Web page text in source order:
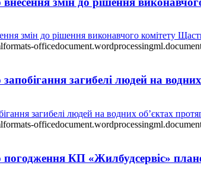
змін до рішення виконавчого комітету
загибелі людей на
загибелі людей на водних об’єктах
КП «Жилбудсервіс»